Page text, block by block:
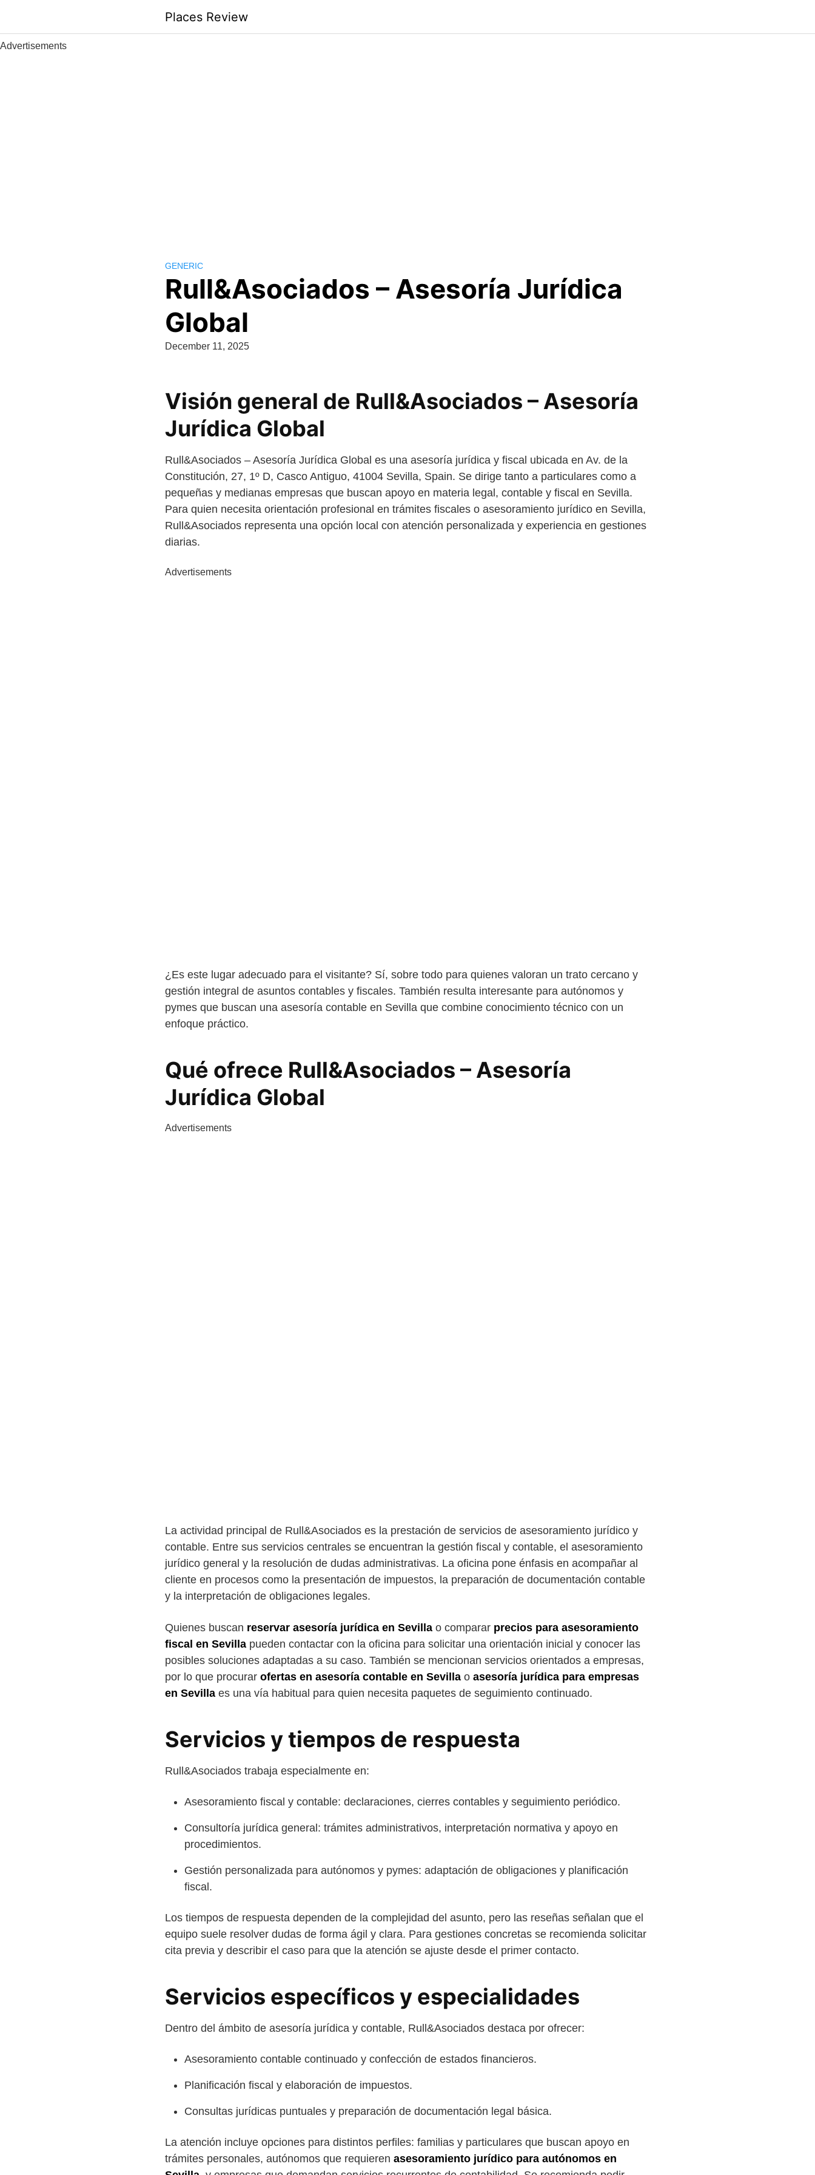
content
Places Review
Advertisements
GENERIC
Rull&Asociados – Asesoría Jurídica
Global
December 11, 2025
Visión general de Rull&Asociados – Asesoría
Jurídica Global
Rull&Asociados – Asesoría Jurídica Global es una asesoría jurídica y fiscal ubicada en Av. de la
Constitución, 27, 1º D, Casco Antiguo, 41004 Sevilla, Spain. Se dirige tanto a particulares como a
pequeñas y medianas empresas que buscan apoyo en materia legal, contable y fiscal en Sevilla.
Para quien necesita orientación profesional en trámites fiscales o asesoramiento jurídico en Sevilla,
Rull&Asociados representa una opción local con atención personalizada y experiencia en gestiones
diarias.
Advertisements
¿Es este lugar adecuado para el visitante? Sí, sobre todo para quienes valoran un trato cercano y
gestión integral de asuntos contables y fiscales. También resulta interesante para autónomos y
pymes que buscan una asesoría contable en Sevilla que combine conocimiento técnico con un
enfoque práctico.
Qué ofrece Rull&Asociados – Asesoría
Jurídica Global
Advertisements
La actividad principal de Rull&Asociados es la prestación de servicios de asesoramiento jurídico y
contable. Entre sus servicios centrales se encuentran la gestión fiscal y contable, el asesoramiento
jurídico general y la resolución de dudas administrativas. La oficina pone énfasis en acompañar al
cliente en procesos como la presentación de impuestos, la preparación de documentación contable
y la interpretación de obligaciones legales.
Quienes buscan reservar asesoría jurídica en Sevilla o comparar precios para asesoramiento
fiscal en Sevilla pueden contactar con la oficina para solicitar una orientación inicial y conocer las
posibles soluciones adaptadas a su caso. También se mencionan servicios orientados a empresas,
por lo que procurar ofertas en asesoría contable en Sevilla o asesoría jurídica para empresas
en Sevilla es una vía habitual para quien necesita paquetes de seguimiento continuado.
Servicios y tiempos de respuesta
Rull&Asociados trabaja especialmente en:
Asesoramiento fiscal y contable: declaraciones, cierres contables y seguimiento periódico.
Consultoría jurídica general: trámites administrativos, interpretación normativa y apoyo en
procedimientos.
Gestión personalizada para autónomos y pymes: adaptación de obligaciones y planificación
fiscal.
Los tiempos de respuesta dependen de la complejidad del asunto, pero las reseñas señalan que el
equipo suele resolver dudas de forma ágil y clara. Para gestiones concretas se recomienda solicitar
cita previa y describir el caso para que la atención se ajuste desde el primer contacto.
Servicios específicos y especialidades
Dentro del ámbito de asesoría jurídica y contable, Rull&Asociados destaca por ofrecer:
Asesoramiento contable continuado y confección de estados financieros.
Planificación fiscal y elaboración de impuestos.
Consultas jurídicas puntuales y preparación de documentación legal básica.
La atención incluye opciones para distintos perfiles: familias y particulares que buscan apoyo en
trámites personales, autónomos que requieren asesoramiento jurídico para autónomos en